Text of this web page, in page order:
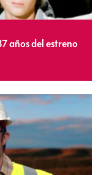
años del estreno